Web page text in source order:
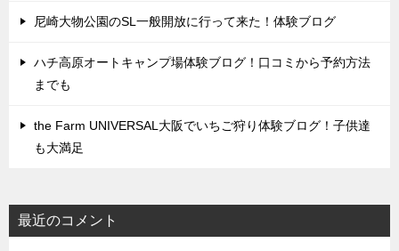
尼崎大物公園のSL一般開放に行って来た！体験ブログ
ハチ高原オートキャンプ場体験ブログ！口コミから予約方法
までも
the Farm UNIVERSAL大阪でいちご狩り体験ブログ！子供達
も大満足
最近のコメント